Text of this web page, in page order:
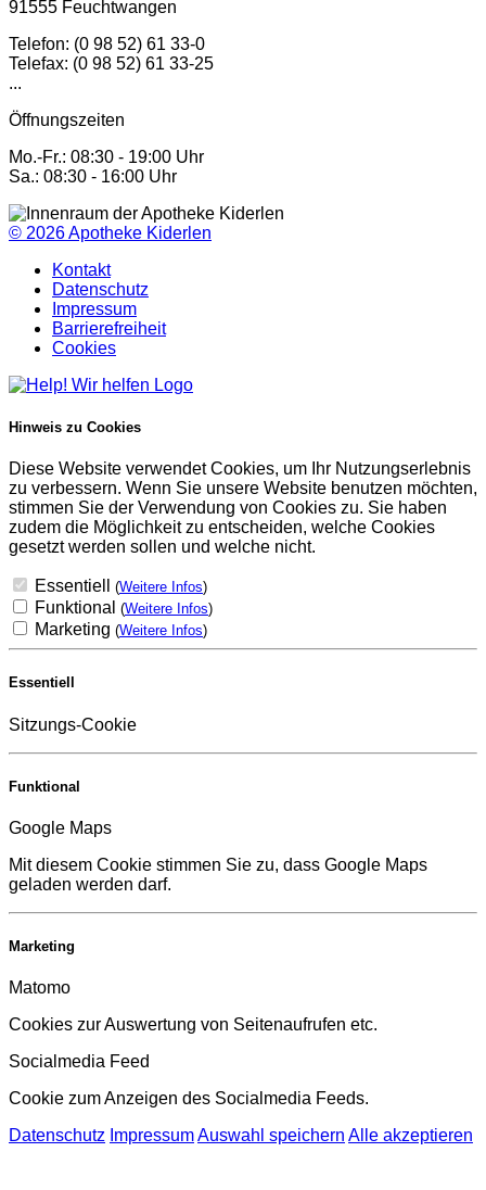
91555 Feuchtwangen
Telefon: (0 98 52) 61 33-0
Telefax: (0 98 52) 61 33-25
...
Öffnungszeiten
Mo.-Fr.: 08:30 - 19:00 Uhr
Sa.: 08:30 - 16:00 Uhr
© 2026Apotheke Kiderlen
Kontakt
Datenschutz
Impressum
Barrierefreiheit
Cookies
Hinweis zu Cookies
Diese Website verwendet Cookies, um Ihr Nutzungserlebnis
zu verbessern. Wenn Sie unsere Website benutzen möchten,
stimmen Sie der Verwendung von Cookies zu. Sie haben
zudem die Möglichkeit zu entscheiden, welche Cookies
gesetzt werden sollen und welche nicht.
Essentiell (Weitere Infos)
Funktional (Weitere Infos)
Marketing (Weitere Infos)
Essentiell
Sitzungs-Cookie
Funktional
Google Maps
Mit diesem Cookie stimmen Sie zu, dass Google Maps
geladen werden darf.
Marketing
Matomo
Cookies zur Auswertung von Seitenaufrufen etc.
Socialmedia Feed
Cookie zum Anzeigen des Socialmedia Feeds.
Datenschutz ImpressumAuswahl speichern Alle akzeptieren